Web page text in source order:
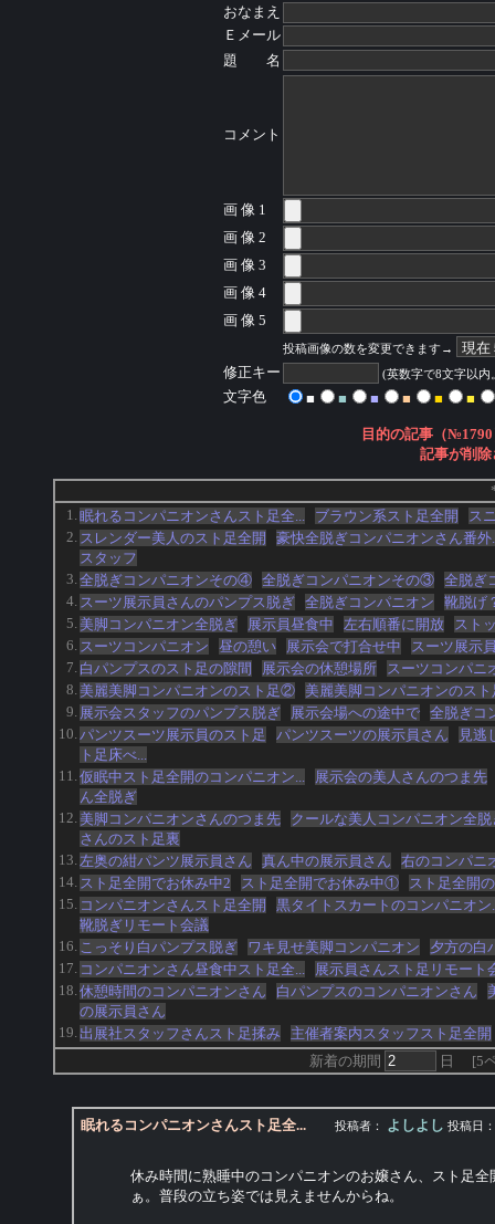
おなまえ
Ｅメール
題 名
コメント
画 像 1
画 像 2
画 像 3
画 像 4
画 像 5
投稿画像の数を変更できます→
修正キー (英数字で8文字以内
文字色 ■ ■ ■ ■ ■ ■
目的の記事（
記事が削
1. 眠れるコンパニオンさんスト足全... ブラウン系スト足全開
ス
2. スレンダー美人のスト足全開
豪快全脱ぎコンパニオンさん番外
スタッフ
3. 全脱ぎコンパニオンその④ 全脱ぎコンパニオンその③ 全脱ぎ
4. スーツ展示員さんのパンプス脱ぎ 全脱ぎコンパニオン
靴脱げ
5. 美脚コンパニオン全脱ぎ 展示員昼食中 左右順番に開放
スト
6. スーツコンパニオン 昼の憩い 展示会で打合せ中
スーツ展示
7. 白パンプスのスト足の隙間 展示会の休憩場所
スーツコンパニ
8. 美麗美脚コンパニオンのスト足②
美麗美脚コンパニオンのス
9. 展示会スタッフのパンプス脱ぎ 展示会場への途中で 全脱ぎコ
10. パンツスーツ展示員のスト足 パンツスーツの展示員さん
見逃
ト足床べ...
11. 仮眠中スト足全開のコンパニオン...
展示会の美人さんのつま先
ん全脱ぎ
12. 美脚コンパニオンさんのつま先
クールな美人コンパニオン全脱
さんのスト足裏
13. 左奥の紺パンツ展示員さん 真ん中の展示員さん
右のコンパニ
14. スト足全開でお休み中2 スト足全開でお休み中①
スト足全開
15. コンパニオンさんスト足全開
黒タイトスカートのコンパニオン
靴脱ぎリモート会議
16. こっそり白パンプス脱ぎ ワキ見せ美脚コンパニオン
夕方の白
17. コンパニオンさん昼食中スト足全...
展示員さんスト足リモート
18. 休憩時間のコンパニオンさん 白パンプスのコンパニオンさん
の展示員さん
19. 出展社スタッフさんスト足揉み
主催者案内スタッフスト足全開
新着の期間
日 [5
眠れるコンパニオンさんスト足全... 投稿者： よしよし 投稿日：
休み時間に熟睡中のコンパニオンのお嬢さん、スト足
ぁ。普段の立ち姿では見えませんからね。